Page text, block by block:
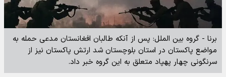
برنا - گروه بین الملل: پس از آنکه طالبان افغانستان مدعی حمله به
مواضع پاکستان در استان بلوچستان شد ارتش پاکستان نیز از
سرنگونی چهار پهپاد متعلق به این گروه خبر داد.